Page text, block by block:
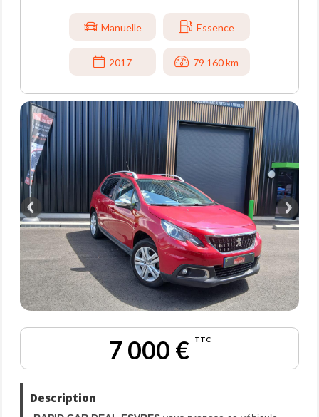
Manuelle Essence
2017 79 160 km
7 000 € TTC
Description